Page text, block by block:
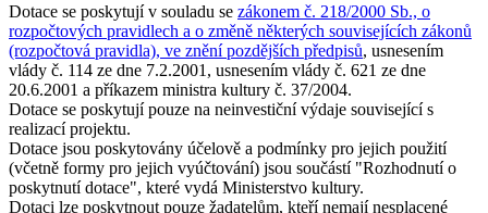
Dotace se poskytují v souladu se zákonem č. 218/2000 Sb., o
rozpočtových pravidlech a o změně některých souvisejících zákonů
(rozpočtová pravidla), ve znění pozdějších předpisů, usnesením
vlády č. 114 ze dne 7.2.2001, usnesením vlády č. 621 ze dne
20.6.2001 a příkazem ministra kultury č. 37/2004.
Dotace se poskytují pouze na neinvestiční výdaje související s
realizací projektu.
Dotace jsou poskytovány účelově a podmínky pro jejich použití
(včetně formy pro jejich vyúčtování) jsou součástí "Rozhodnutí o
poskytnutí dotace", které vydá Ministerstvo kultury.
Dotaci lze poskytnout pouze žadatelům, kteří nemají nesplacené